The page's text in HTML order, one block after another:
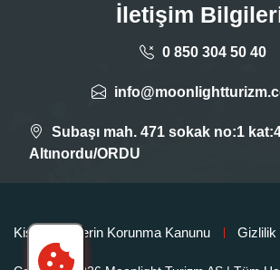
İletişim
0 850 304 50 40
Subaşı mah. 471 sokak no:1
Altınordu/ORDU
Kişisel Verilerin Korunma Kanunu Gizlilik